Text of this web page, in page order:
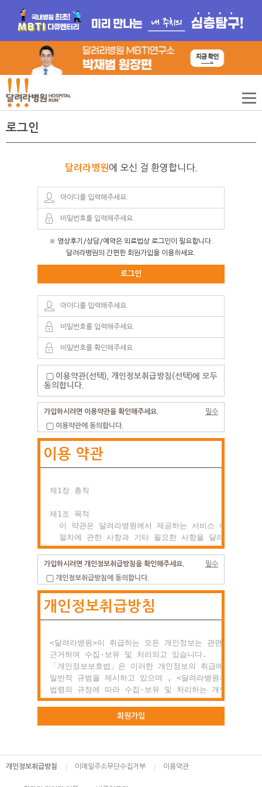
로그인
달려라병원 에 오신 걸 환영합니다.
※ 영상후기/상담/예약은 외료법상 로그인이 필요합니다.
달려라병원의 간편한 회원가입을 이용하세요.
로그인
이용약관(선택), 개인정보취급방침(선택)에 모두
동의합니다.
필수
가입하시려면 이용약관을 확인해주세요.
이용약관에 동의합니다.
이용 약관
제1장 총칙
제1조 목적
  이 약관은 달려라병원에서 제공하는 서비스 이용조건 및
절차에 관한 사항과 기타 필요한 사항을 달려라병원과(
이용자의 권리, 의미 및 책임사항 등을 규정함을 목적
  합니다.
제2조 약관의 효력과 변경
(1) 이 약관은 이용자에게 공시함으로서 효력이 발생
(2) 달려라병원는 사정 변경의 경우와 영업상 중요사유
      전항과 같은 방법으로 효력이 발생합니다.
제3조 약관 외 준칙
  이 약관에 명시되지 않은 사항이 관계법령에 규정되어
  있을 경우에는 그 규정에 따릅니다.
○ 제2장 회원 가입과 서비스 이용
  양식을 작성하고 'ID'와 '비밀번호'를 발급받은 사람을
필수
가입하시려면 개인정보취급방침을 확인해주세요.
개인정보취급방침에 동의합니다.
개인정보취급방침
<달려라병원>이 취급하는 모든 개인정보는 관련 법령에
근거하여 수집·보유 및 처리되고 있습니다.
「개인정보보호법」은 이러한 개인정보의 취급에 대한
일반적 규범을 제시하고 있으며 , <달려라병원>은 이러한
법령의 규정에 따라 수집·보유 및 처리하는 개인정보를
공공업무의 적절한 수행과 정보주체의 권익을 보호하기
위해 적법하고 적정하게 취급할 것입니다.
권익의 침해 등에 대하여 행정심판법에서 정하는 바에 따
회원가입
개인정보취급방침 이메일주소무단수집거부 이용약관